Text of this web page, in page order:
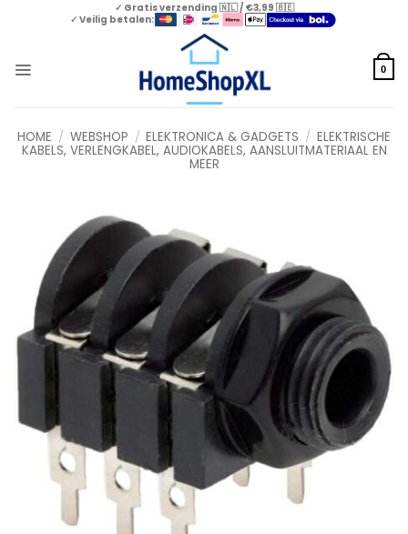
✓ Gratis verzending 🇳🇱 / €3,99 🇧🇪
✓ Veilig betalen:
0
HOME / WEBSHOP / ELEKTRONICA & GADGETS / ELEKTRISCHE
KABELS, VERLENGKABEL, AUDIOKABELS, AANSLUITMATERIAAL EN
MEER